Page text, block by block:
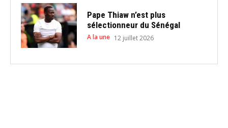
Pape Thiaw n’est plus
sélectionneur du Sénégal
A la une 12 juillet 2026